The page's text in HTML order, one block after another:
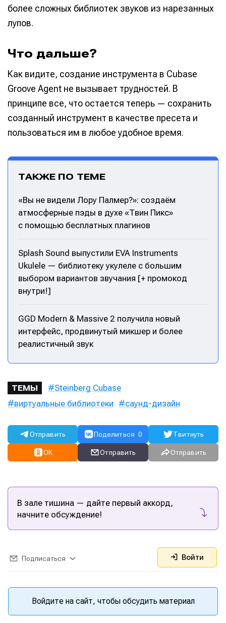
более сложных библиотек звуков из нарезанных
лупов.
Что дальше?
Как видите, создание инструмента в Cubase
Groove Agent не вызывает трудностей. В
принципе все, что остается теперь — сохранить
созданный инструмент в качестве пресета и
пользоваться им в любое удобное время.
ТАКЖЕ ПО ТЕМЕ
«Вы не видели Лору Палмер?»: создаём
атмосферные пэды в духе «Твин Пикс»
с помощью бесплатных плагинов
Splash Sound выпустили EVA Instruments
Ukulele — библиотеку укулеле с большим
выбором вариантов звучания [+ промокод
внутри!]
GGD Modern & Massive 2 получила новый
интерфейс, продвинутый микшер и более
реалистичный звук
ТЕМЫ
Steinberg Cubase
виртуальные библиотеки
саунд-дизайн
Отправить Поделиться 0 Твитнуть
OK Отправить Отправить
В зале тишина — дайте первый аккорд,
начните обсуждение!
Подписаться Войти
Войдите на сайт, чтобы обсудить материал